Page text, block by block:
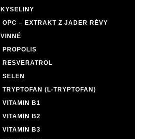
KYSELINY
OPC – EXTRAKT Z JADER RÉVY
VINNÉ
PROPOLIS
RESVERATROL
SELEN
TRYPTOFAN (L-TRYPTOFAN)
VITAMIN B1
VITAMIN B2
VITAMIN B3